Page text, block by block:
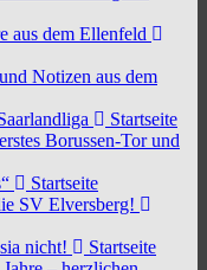
aus dem Ellenfeld
Notizen aus dem
Startseite
Borussen-Tor und
Startseite
SV Elversberg!
nicht!
Startseite